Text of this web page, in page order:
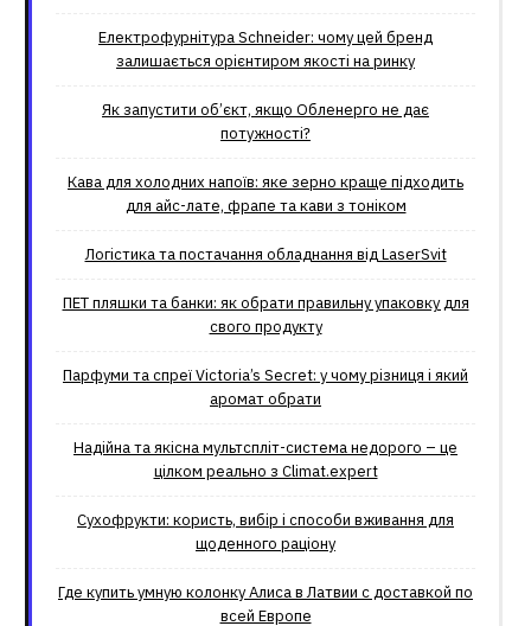
Електрофурнітура Schneider: чому цей бренд
залишається орієнтиром якості на ринку
Як запустити об’єкт, якщо Обленерго не дає
потужності?
Кава для холодних напоїв: яке зерно краще підходить
для айс-лате, фрапе та кави з тоніком
Логістика та постачання обладнання від LaserSvit
ПЕТ пляшки та банки: як обрати правильну упаковку для
свого продукту
Парфуми та спреї Victoria’s Secret: у чому різниця і який
аромат обрати
Надійна та якісна мультспліт-система недорого – це
цілком реально з Climat.еxpert
Сухофрукти: користь, вибір і способи вживання для
щоденного раціону
Где купить умную колонку Алиса в Латвии с доставкой по
всей Европе